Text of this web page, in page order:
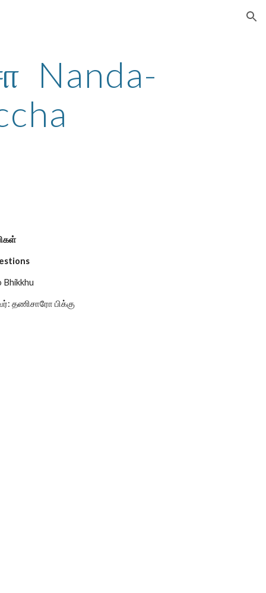
Nanda-
Bhikkhu
தணிசாரோ பிக்கு